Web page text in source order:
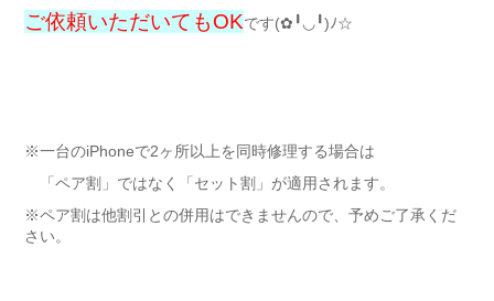
ご依頼いただいてもOKです(✿╹◡╹)ﾉ☆
※一台のiPhoneで2ヶ所以上を同時修理する場合は
「ペア割」ではなく「セット割」が適用されます。
※ペア割は他割引との併用はできませんので、予めご了承くだ
さい。